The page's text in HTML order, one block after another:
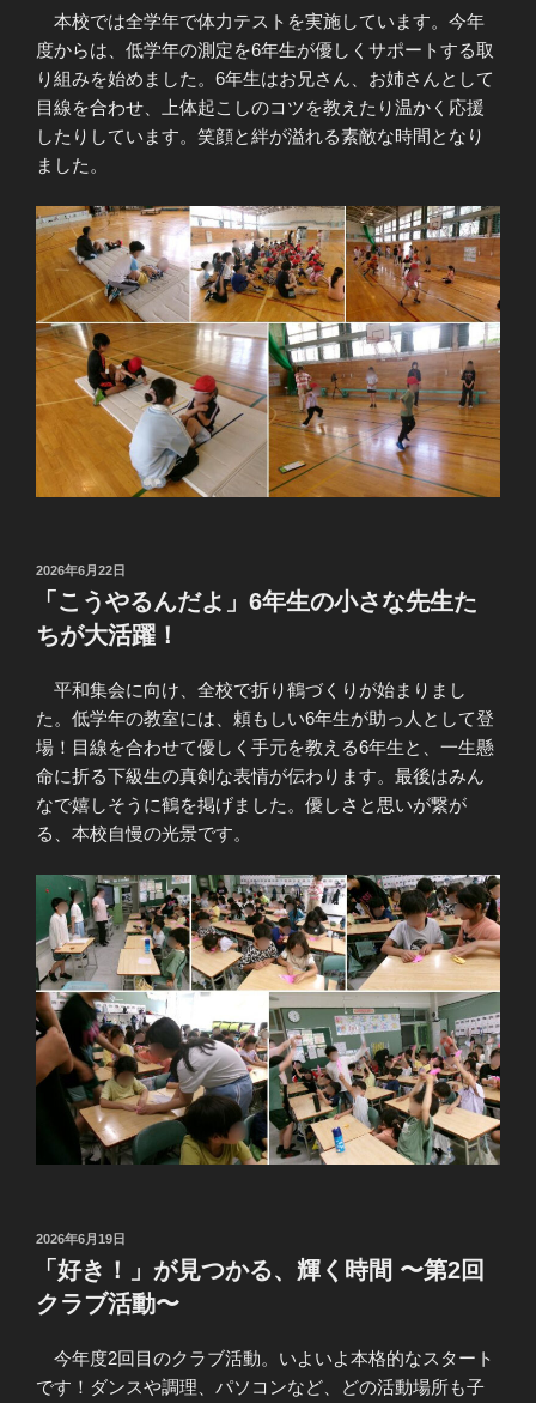
本校では全学年で体力テストを実施しています。今年
度からは、低学年の測定を6年生が優しくサポートする取
り組みを始めました。6年生はお兄さん、お姉さんとして
目線を合わせ、上体起こしのコツを教えたり温かく応援
したりしています。笑顔と絆が溢れる素敵な時間となり
ました。
投
2026年6月22日
「こうやるんだよ」6年生の小さな先生た
ちが大活躍！
平和集会に向け、全校で折り鶴づくりが始まりまし
た。低学年の教室には、頼もしい6年生が助っ人として登
場！目線を合わせて優しく手元を教える6年生と、一生懸
命に折る下級生の真剣な表情が伝わります。最後はみん
なで嬉しそうに鶴を掲げました。優しさと思いが繋が
る、本校自慢の光景です。
投
2026年6月19日
「好き！」が見つかる、輝く時間 〜第2回
クラブ活動〜
今年度2回目のクラブ活動。いよいよ本格的なスタート
です！ダンスや調理、パソコンなど、どの活動場所も子